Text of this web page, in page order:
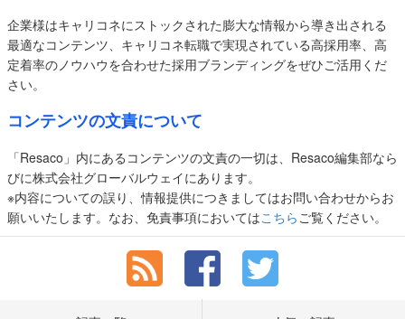
企業様はキャリコネにストックされた膨大な情報から導き出される
最適なコンテンツ、キャリコネ転職で実現されている高採用率、高
定着率のノウハウを合わせた採用ブランディングをぜひご活用くだ
さい。
コンテンツの文責について
「Resaco」内にあるコンテンツの文責の一切は、Resaco編集部なら
びに株式会社グローバルウェイにあります。
※内容についての誤り、情報提供につきましてはお問い合わせからお
願いいたします。なお、免責事項においてはこちらご覧ください。